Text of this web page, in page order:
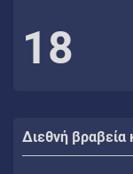
18
Διεθνή βραβεία